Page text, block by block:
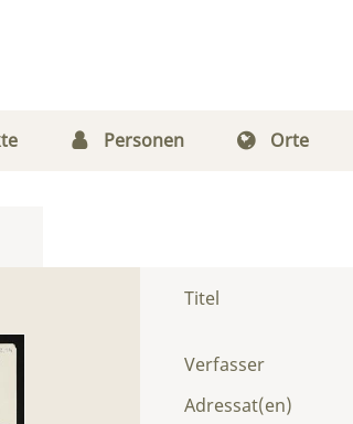
Personen Orte
Titel
Verfasser
Adressat(en)